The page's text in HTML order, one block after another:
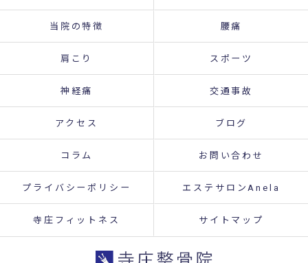
当院の特徴 腰痛
肩こり スポーツ
神経痛 交通事故
アクセス ブログ
コラム お問い合わせ
プライバシーポリシー エステサロンAnela
寺庄フィットネス サイトマップ